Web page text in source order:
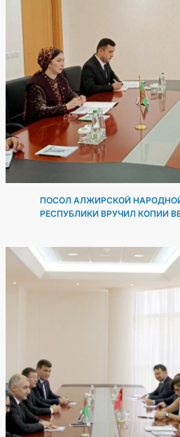
ПОСОЛ АЛЖИРСКОЙ
РЕСПУБЛИКИ ВРУЧИЛ КОПИИ